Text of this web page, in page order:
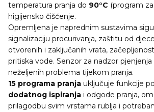
temperatura pranja do 90°C (program
higijensko čišćenje.
Opremljena je naprednim sustavima
signalizaciju procurivanja, zaštitu od
otvorenih i zaključanih vrata,
pritiska vode. Senzor za nadzor
neželjenih problema tijekom pranja.
15 programa pranja uključuje funkcije
dodatnog ispiranja i odgode pranja,
prilagodbu svim vrstama rublja i